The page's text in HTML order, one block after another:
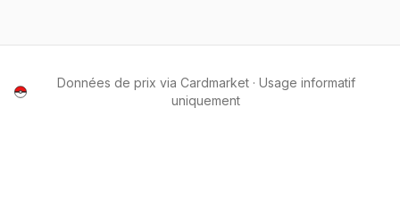
Données de prix via Cardmarket · Usage informatif
uniquement